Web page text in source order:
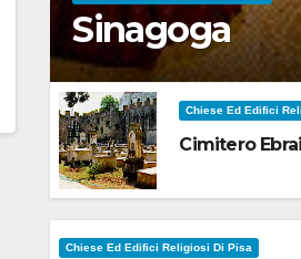
Sinagoga
Chiese Ed Edifici
Cimitero
Chiese Ed Edifici Religiosi Di Pisa